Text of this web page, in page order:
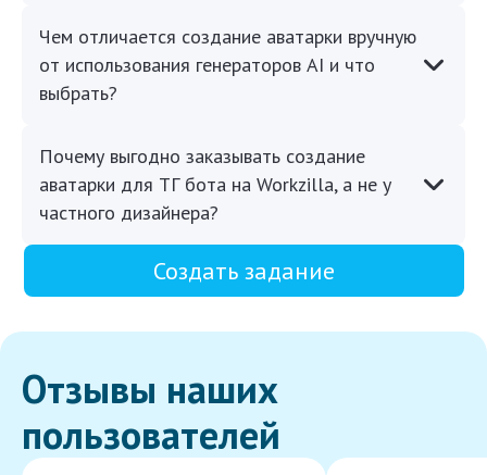
Чем отличается создание аватарки вручную
от использования генераторов AI и что
выбрать?
Почему выгодно заказывать создание
аватарки для ТГ бота на Workzilla, а не у
частного дизайнера?
Создать задание
Отзывы наших
пользователей